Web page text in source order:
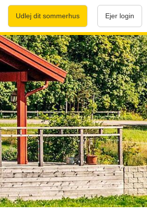
Udlej dit sommerhus Ejer login